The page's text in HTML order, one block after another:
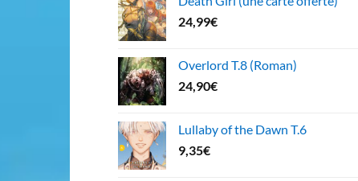
24,99€
Overlord T.8 (Roman)
24,90€
Lullaby of the Dawn T.6
9,35€